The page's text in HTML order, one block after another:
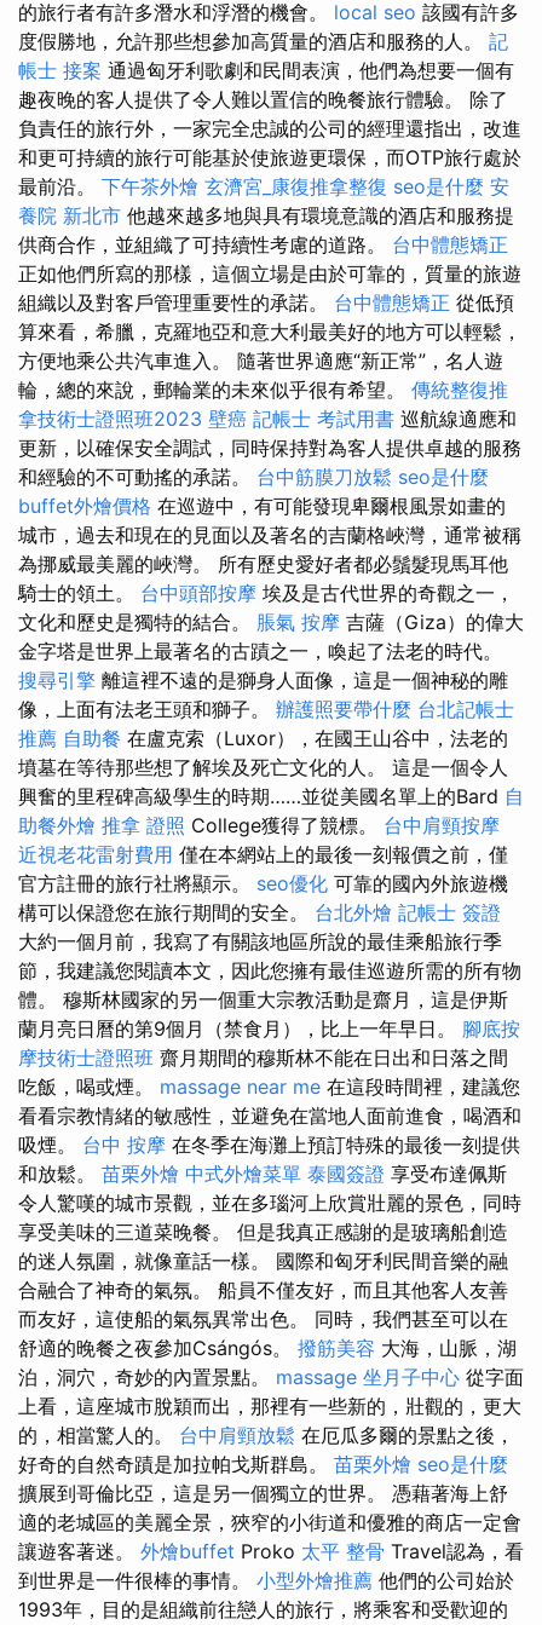
的旅行者有許多潛水和浮潛的機會。 local seo 該國有許多
度假勝地，允許那些想參加高質量的酒店和服務的人。 記
帳士 接案 通過匈牙利歌劇和民間表演，他們為想要一個有
趣夜晚的客人提供了令人難以置信的晚餐旅行體驗。 除了
負責任的旅行外，一家完全忠誠的公司的經理還指出，改進
和更可持續的旅行可能基於使旅遊更環保，而OTP旅行處於
最前沿。 下午茶外燴 玄濟宮_康復推拿整復 seo是什麼 安
養院 新北市 他越來越多地與具有環境意識的酒店和服務提
供商合作，並組織了可持續性考慮的道路。 台中體態矯正
正如他們所寫的那樣，這個立場是由於可靠的，質量的旅遊
組織以及對客戶管理重要性的承諾。 台中體態矯正 從低預
算來看，希臘，克羅地亞和意大利最美好的地方可以輕鬆，
方便地乘公共汽車進入。 隨著世界適應“新正常”，名人遊
輪，總的來說，郵輪業的未來似乎很有希望。 傳統整復推
拿技術士證照班2023 壁癌 記帳士 考試用書 巡航線適應和
更新，以確保安全調試，同時保持對為客人提供卓越的服務
和經驗的不可動搖的承諾。 台中筋膜刀放鬆 seo是什麼
buffet外燴價格 在巡遊中，有可能發現卑爾根風景如畫的
城市，過去和現在的見面以及著名的吉蘭格峽灣，通常被稱
為挪威最美麗的峽灣。 所有歷史愛好者都必鬚髮現馬耳他
騎士的領土。 台中頭部按摩 埃及是古代世界的奇觀之一，
文化和歷史是獨特的結合。 脹氣 按摩 吉薩（Giza）的偉大
金字塔是世界上最著名的古蹟之一，喚起了法老的時代。
搜尋引擎 離這裡不遠的是獅身人面像，這是一個神秘的雕
像，上面有法老王頭和獅子。 辦護照要帶什麼 台北記帳士
推薦 自助餐 在盧克索（Luxor），在國王山谷中，法老的
墳墓在等待那些想了解埃及死亡文化的人。 這是一個令人
興奮的里程碑高級學生的時期……並從美國名單上的Bard 自
助餐外燴 推拿 證照 College獲得了競標。 台中肩頸按摩
近視老花雷射費用 僅在本網站上的最後一刻報價之前，僅
官方註冊的旅行社將顯示。 seo優化 可靠的國內外旅遊機
構可以保證您在旅行期間的安全。 台北外燴 記帳士 簽證
大約一個月前，我寫了有關該地區所說的最佳乘船旅行季
節，我建議您閱讀本文，因此您擁有最佳巡遊所需的所有物
體。 穆斯林國家的另一個重大宗教活動是齋月，這是伊斯
蘭月亮日曆的第9個月（禁食月），比上一年早日。 腳底按
摩技術士證照班 齋月期間的穆斯林不能在日出和日落之間
吃飯，喝或煙。 massage near me 在這段時間裡，建議您
看看宗教情緒的敏感性，並避免在當地人面前進食，喝酒和
吸煙。 台中 按摩 在冬季在海灘上預訂特殊的最後一刻提供
和放鬆。 苗栗外燴 中式外燴菜單 泰國簽證 享受布達佩斯
令人驚嘆的城市景觀，並在多瑙河上欣賞壯麗的景色，同時
享受美味的三道菜晚餐。 但是我真正感謝的是玻璃船創造
的迷人氛圍，就像童話一樣。 國際和匈牙利民間音樂的融
合融合了神奇的氣氛。 船員不僅友好，而且其他客人友善
而友好，這使船的氣氛異常出色。 同時，我們甚至可以在
舒適的晚餐之夜參加Csángós。 撥筋美容 大海，山脈，湖
泊，洞穴，奇妙的內置景點。 massage 坐月子中心 從字面
上看，這座城市脫穎而出，那裡有一些新的，壯觀的，更大
的，相當驚人的。 台中肩頸放鬆 在厄瓜多爾的景點之後，
好奇的自然奇蹟是加拉帕戈斯群島。 苗栗外燴 seo是什麼
擴展到哥倫比亞，這是另一個獨立的世界。 憑藉著海上舒
適的老城區的美麗全景，狹窄的小街道和優雅的商店一定會
讓遊客著迷。 外燴buffet Proko 太平 整骨 Travel認為，看
到世界是一件很棒的事情。 小型外燴推薦 他們的公司始於
1993年，目的是組織前往戀人的旅行，將乘客和受歡迎的